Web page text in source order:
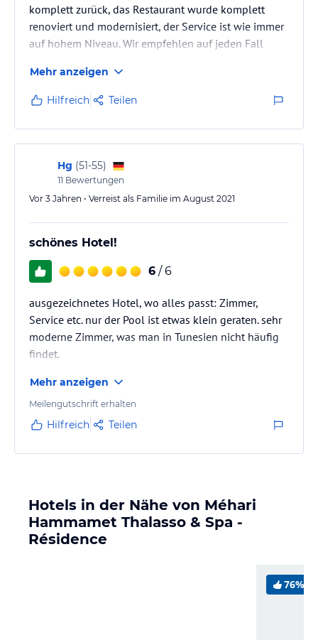
komplett zurück, das Restaurant wurde komplett
renoviert und modernisiert, der Service ist wie immer
auf hohem Niveau. Wir empfehlen auf jeden Fall
Mehr anzeigen
Hilfreich Teilen
Hg (51-55)
11 Bewertungen
Vor 3 Jahren • Verreist als Familie im August 2021
schönes Hotel!
6 / 6
ausgezeichnetes Hotel, wo alles passt: Zimmer,
Service etc. nur der Pool ist etwas klein geraten. sehr
moderne Zimmer, was man in Tunesien nicht häufig
findet.
Mehr anzeigen
Meilengutschrift erhalten
Hilfreich Teilen
Hotels in der Nähe von Méhari
Hammamet Thalasso & Spa -
Résidence
76%